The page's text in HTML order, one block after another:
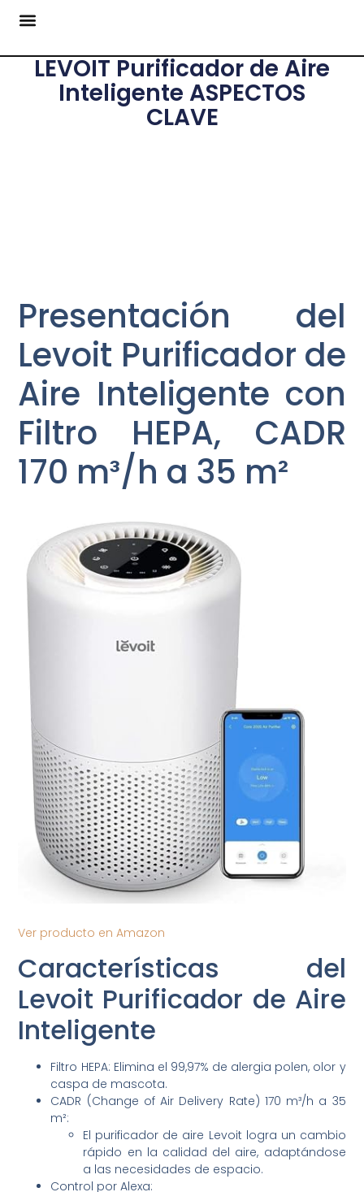
LEVOIT Purificador de Aire
Inteligente ASPECTOS
CLAVE
Presentación del
Levoit Purificador de
Aire Inteligente con
Filtro HEPA, CADR
170 m³/h a 35 m²
Ver producto en Amazon
Características del
Levoit Purificador de Aire
Inteligente
Filtro HEPA: Elimina el 99,97% de alergia polen, olor y
caspa de mascota.
CADR (Change of Air Delivery Rate) 170 m³/h a 35
m²:
El purificador de aire Levoit logra un cambio
rápido en la calidad del aire, adaptándose
a las necesidades de espacio.
Control por Alexa: